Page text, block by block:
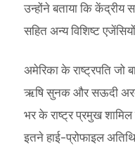
उन्होंने बताया कि केंद्रीय
सहित अन्य विशिष्ट
अमेरिका के राष्ट्रपति जो
ऋषि सुनक और सऊदी अरब
भर के राष्ट्र प्रमुख
इतने हाई-प्रोफाइल